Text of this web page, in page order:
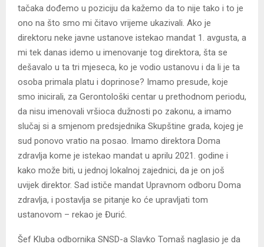
tačaka dođemo u poziciju da kažemo da to nije tako i to je
ono na što smo mi čitavo vrijeme ukazivali. Ako je
direktoru neke javne ustanove istekao mandat 1. avgusta, a
mi tek danas idemo u imenovanje tog direktora, šta se
dešavalo u ta tri mjeseca, ko je vodio ustanovu i da li je ta
osoba primala platu i doprinose? Imamo presude, koje
smo inicirali, za Gerontološki centar u prethodnom periodu,
da nisu imenovali vršioca dužnosti po zakonu, a imamo
slučaj si a smjenom predsjednika Skupštine grada, kojeg je
sud ponovo vratio na posao. Imamo direktora Doma
zdravlja kome je istekao mandat u aprilu 2021. godine i
kako može biti, u jednoj lokalnoj zajednici, da je on još
uvijek direktor. Sad ističe mandat Upravnom odboru Doma
zdravlja, i postavlja se pitanje ko će upravljati tom
ustanovom – rekao je Đurić.
Šef Kluba odbornika SNSD-a Slavko Tomaš naglasio je da